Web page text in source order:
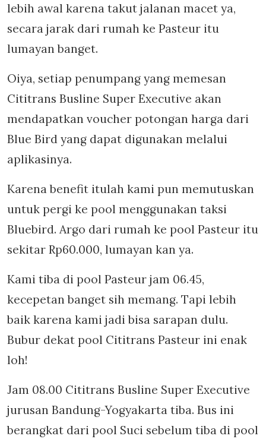
lebih awal karena takut jalanan macet ya,
secara jarak dari rumah ke Pasteur itu
lumayan banget.
Oiya, setiap penumpang yang memesan
Cititrans Busline Super Executive akan
mendapatkan voucher potongan harga dari
Blue Bird yang dapat digunakan melalui
aplikasinya.
Karena benefit itulah kami pun memutuskan
untuk pergi ke pool menggunakan taksi
Bluebird. Argo dari rumah ke pool Pasteur itu
sekitar Rp60.000, lumayan kan ya.
Kami tiba di pool Pasteur jam 06.45,
kecepetan banget sih memang. Tapi lebih
baik karena kami jadi bisa sarapan dulu.
Bubur dekat pool Cititrans Pasteur ini enak
loh!
Jam 08.00 Cititrans Busline Super Executive
jurusan Bandung-Yogyakarta tiba. Bus ini
berangkat dari pool Suci sebelum tiba di pool